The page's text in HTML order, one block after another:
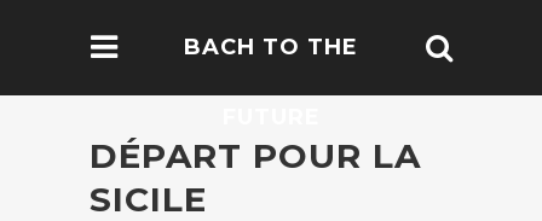
BACH TO THE
DÉPART POUR LA
SICILE